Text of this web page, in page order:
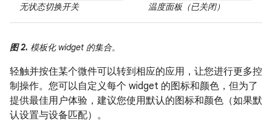
无状态切换开关 温度面板（已关闭）
图 2. 模板化 widget 的集合。
轻触并按住某个微件可以转到相应的应用，让您进行更多控
制操作。您可以自定义每个 widget 的图标和颜色，但为了
提供最佳用户体验，建议您使用默认的图标和颜色（如果默
认设置与设备匹配）。